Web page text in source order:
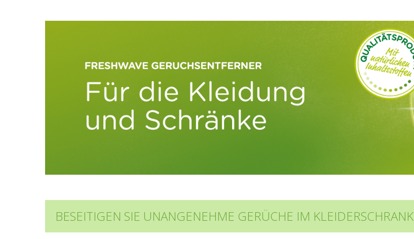
BESEITIGEN SIE UNANGENEHME GERÜCHE IM KLEIDERSCHRANK